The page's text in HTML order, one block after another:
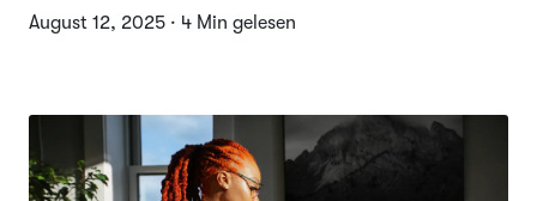
August 12, 2025 · 4 Min gelesen